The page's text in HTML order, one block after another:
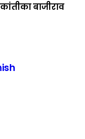
बाजीराव